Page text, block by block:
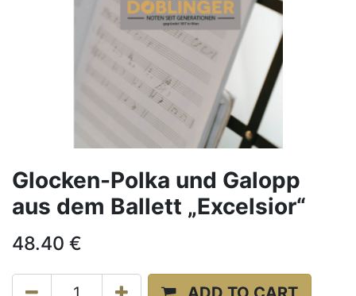
Glocken-Polka und Galopp
aus dem Ballett „Excelsior“
48.40 €